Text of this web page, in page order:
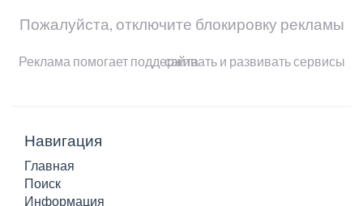
Пожалуйста, отключите блокировку рекламы
Реклама помогает поддерживать и развивать сервисы сайта
Навигация
Главная
Поиск
Информация